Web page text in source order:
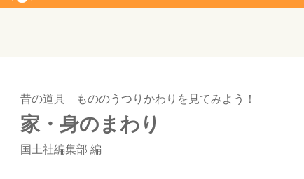
昔の道具 もののうつりかわりを見てみよう！
家・身のまわり
国土社編集部 編